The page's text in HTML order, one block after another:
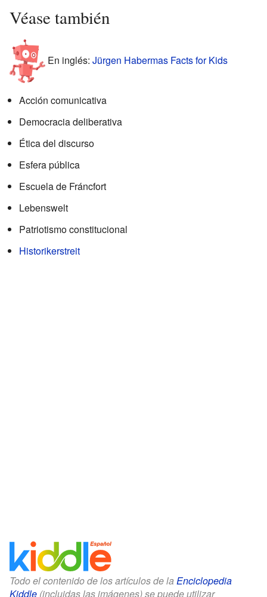
Véase también
En inglés: Jürgen Habermas Facts for Kids
Acción comunicativa
Democracia deliberativa
Ética del discurso
Esfera pública
Escuela de Fráncfort
Lebenswelt
Patriotismo constitucional
Historikerstreit
Todo el contenido de los artículos de la Enciclopedia
Kiddle (incluidas las imágenes) se puede utilizar